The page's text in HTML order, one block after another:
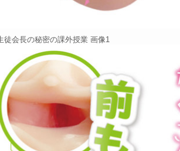
徒会長の秘密の課外授業 画像1